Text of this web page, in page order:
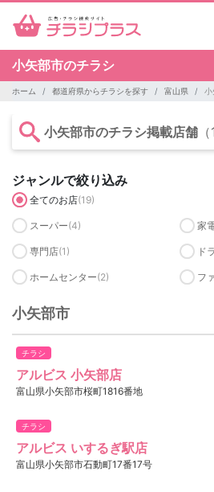
小矢部市のチラシ
ホーム 都道府県からチラシを探す 富山県 小
小矢部市のチラシ掲載店舗
ジャンルで絞り込み
全てのお店(19)
スーパー(4) 家
専門店(1) ド
ホームセンター(2) フ
小矢部市
チラシ
アルビス 小矢部店
富山県小矢部市桜町1816番地
チラシ
アルビス いするぎ駅店
富山県小矢部市石動町17番17号